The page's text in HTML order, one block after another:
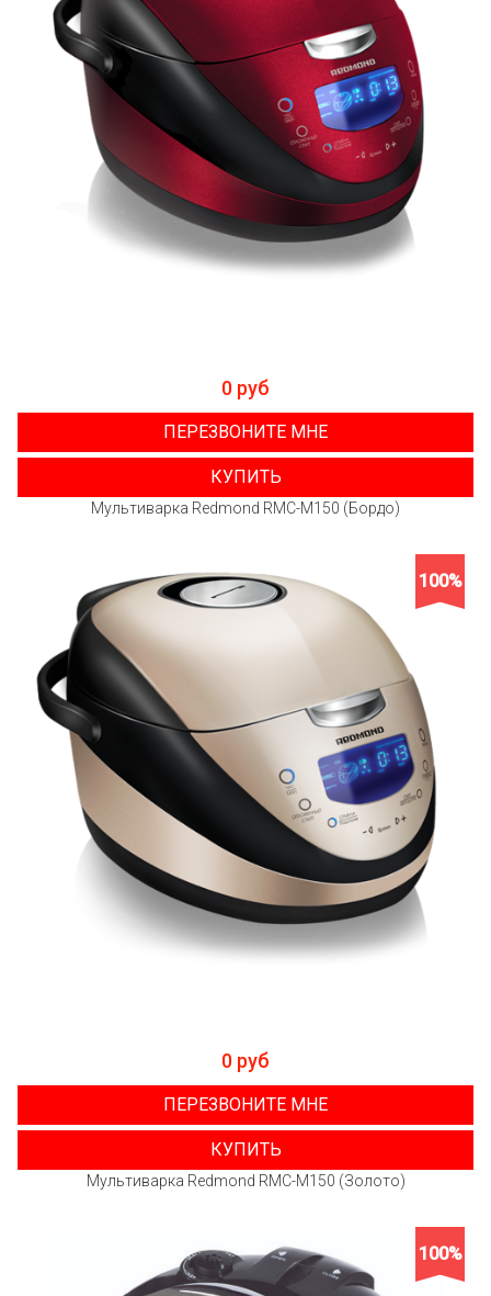
0 руб
ПЕРЕЗВОНИТЕ МНЕ
КУПИТЬ
Мультиварка Redmond RMC-M150 (Бордо)
100%
0 руб
ПЕРЕЗВОНИТЕ МНЕ
КУПИТЬ
Мультиварка Redmond RMC-M150 (Золото)
100%